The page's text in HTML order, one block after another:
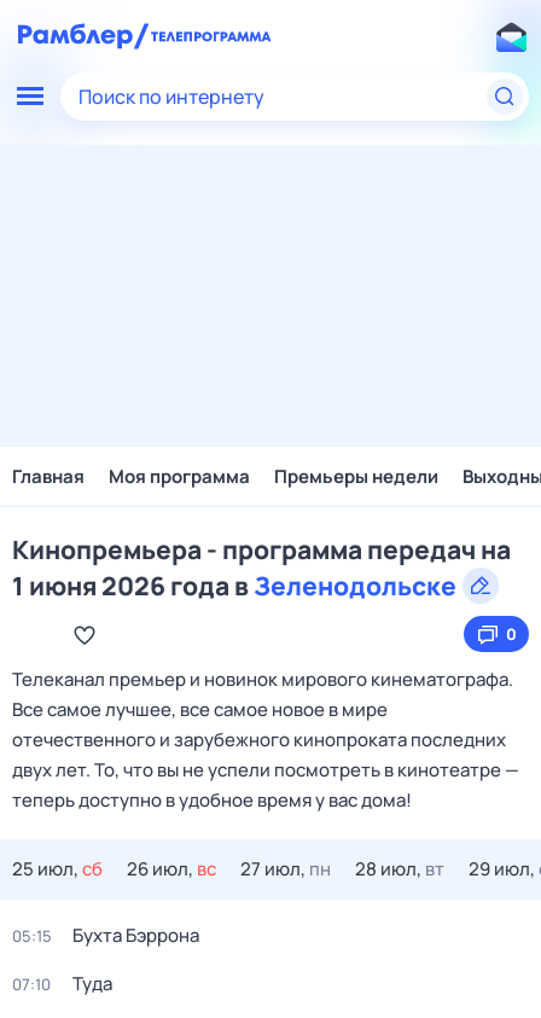
Поиск по интернету
Главная Моя программа Премьеры недели
Кинопремьера - программа передач на
1 июня 2026 года вЗеленодольске
0
Телеканал премьер и новинок мирового кинематографа.
Все самое лучшее, все самое новое в мире
отечественного и зарубежного кинопроката последних
двух лет. То, что вы не успели посмотреть в кинотеатре —
теперь доступно в удобное время у вас дома!
25 июл,сб 26 июл, вс 27 июл, пн 28 июл, вт 29 июл,
05:15 Бухта Бэррона
07:10 Туда